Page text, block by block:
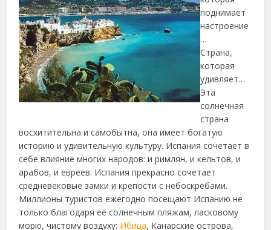
поднимает
настроение
…
Страна,
которая
удивляет…
Эта
солнечная
страна
восхитительна и самобытна, она имеет богатую
историю иудивительную культуру. Испания сочетает в
себе влияние многих народов: и римлян, и кельтов, и
арабов, и евреев. Испания прекрасно сочетает
средневековые замки и крепости с небоскрёбами.
Миллионы туристов ежегодно посещают Испанию не
только благодаря её солнечным пляжам, ласковому
морю, чистому воздуху: Ибица, Канарские острова,